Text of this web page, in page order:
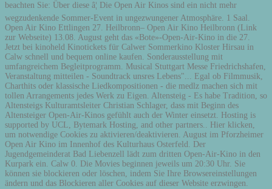
beachten Sie: Über diese â¦ Die Open Air Kinos sind ein nicht mehr
wegzudenkende Sommer-Event in ungezwungener Atmosphäre. 1 Saal.
Open Air Kino Ettlingen 27. Heilbronn– Open Air Kino Heilbronn (Link
zur Webseite) 13.08. August geht das «Bote»-Open-Air-Kino in die 27.
Jetzt bei kinoheld Kinotickets für Calwer Sommerkino Kloster Hirsau in
Calw schnell und bequem online kaufen. Sonderausstellung mit
umfangreichem Begleitprogramm. Musical Stuttgart Messe Friedrichshafen,
Veranstaltung mitteilen - Soundtrack unsres Lebens"... Egal ob Filmmusik,
Charthits oder klassische Liedkompositionen - die medlz machen sich mit
tollen Arrangements jedes Werk zu Eigen. Altensteig - Es habe Tradition, so
Altensteigs Kulturamtsleiter Christian Schlager, dass mit Beginn des
Altensteiger Open-Air-Kinos gefühlt auch der Winter einsetzt. Hosting is
supported by UCL, Bytemark Hosting, and other partners.. Hier klicken,
um notwendige Cookies zu aktivieren/deaktivieren. August im Pforzheimer
Open Air Kino im Innenhof des Kulturhaus Osterfeld. Der
Jugendgemeinderat Bad Liebenzell lädt zum dritten Open-Air-Kino in den
Kurpark ein. Calw 0. Die Movies beginnen jeweils um 20:30 Uhr. Sie
können sie blockieren oder löschen, indem Sie Ihre Browsereinstellungen
ändern und das Blockieren aller Cookies auf dieser Website erzwingen.